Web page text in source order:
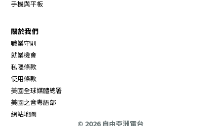
手機與平板
關於我們
職業守則
就業機會
私隱條款
使用條款
美國全球媒體總署
美國之音粵語部
網站地圖
© 2026 自由亞洲電台